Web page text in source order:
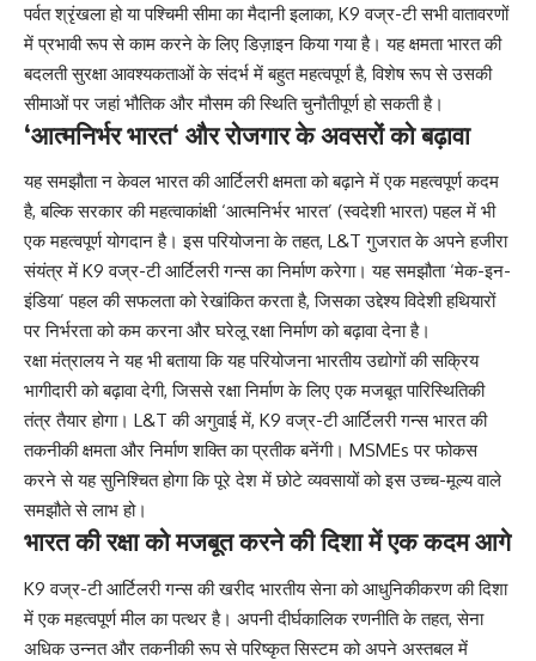
पर्वत श्रृंखला हो या पश्चिमी सीमा का मैदानी इलाका, K9 वज्र-टी सभी वातावरणों
में प्रभावी रूप से काम करने के लिए डिज़ाइन किया गया है। यह क्षमता भारत की
बदलती सुरक्षा आवश्यकताओं के संदर्भ में बहुत महत्वपूर्ण है, विशेष रूप से उसकी
सीमाओं पर जहां भौतिक और मौसम की स्थिति चुनौतीपूर्ण हो सकती है।
‘आत्मनिर्भर भारत‘ और रोजगार के अवसरों को बढ़ावा
यह समझौता न केवल भारत की आर्टिलरी क्षमता को बढ़ाने में एक महत्वपूर्ण कदम
है, बल्कि सरकार की महत्वाकांक्षी ‘आत्मनिर्भर भारत’ (स्वदेशी भारत) पहल में भी
एक महत्वपूर्ण योगदान है। इस परियोजना के तहत, L&T गुजरात के अपने हजीरा
संयंत्र में K9 वज्र-टी आर्टिलरी गन्स का निर्माण करेगा। यह समझौता ‘मेक-इन-
इंडिया’ पहल की सफलता को रेखांकित करता है, जिसका उद्देश्य विदेशी हथियारों
पर निर्भरता को कम करना और घरेलू रक्षा निर्माण को बढ़ावा देना है।
रक्षा मंत्रालय ने यह भी बताया कि यह परियोजना भारतीय उद्योगों की सक्रिय
भागीदारी को बढ़ावा देगी, जिससे रक्षा निर्माण के लिए एक मजबूत पारिस्थितिकी
तंत्र तैयार होगा। L&T की अगुवाई में, K9 वज्र-टी आर्टिलरी गन्स भारत की
तकनीकी क्षमता और निर्माण शक्ति का प्रतीक बनेंगी। MSMEs पर फोकस
करने से यह सुनिश्चित होगा कि पूरे देश में छोटे व्यवसायों को इस उच्च-मूल्य वाले
समझौते से लाभ हो।
भारत की रक्षा को मजबूत करने की दिशा में एक कदम आगे
K9 वज्र-टी आर्टिलरी गन्स की खरीद भारतीय सेना को आधुनिकीकरण की दिशा
में एक महत्वपूर्ण मील का पत्थर है। अपनी दीर्घकालिक रणनीति के तहत, सेना
अधिक उन्नत और तकनीकी रूप से परिष्कृत सिस्टम को अपने अस्तबल में